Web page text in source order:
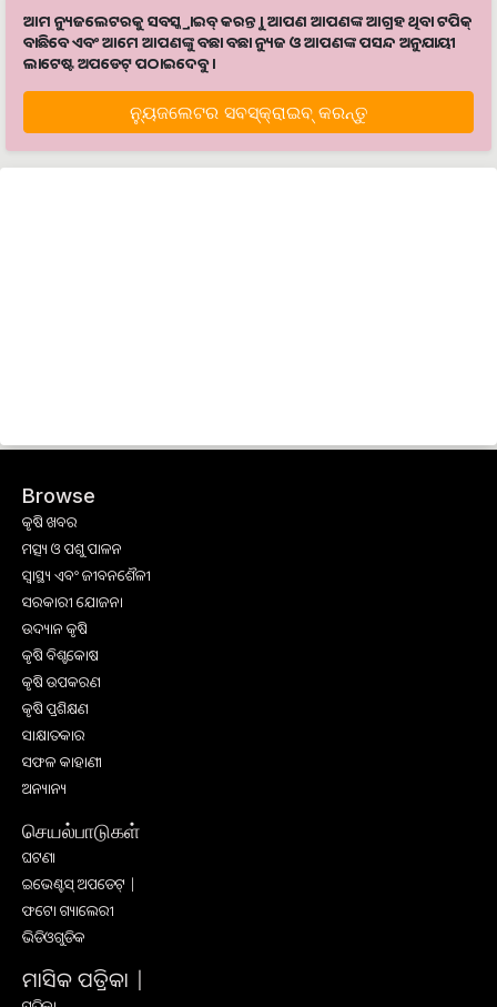
ଆମ ନ୍ୟୁଜଲେଟରକୁ ସବସ୍କ୍ରାଇବ୍ କରନ୍ତୁ । ଆପଣ ଆପଣଙ୍କ ଆଗ୍ରହ ଥିବା ଟପିକ୍‌
ବାଛିବେ ଏବଂ ଆମେ ଆପଣଙ୍କୁ ବଛା ବଛା ନ୍ୟୁଜ ଓ ଆପଣଙ୍କ ପସନ୍ଦ ଅନୁଯାୟୀ
ଲାଟେଷ୍ଟ ଅପଡେଟ୍‌ ପଠାଇଦେବୁ ।
ନ୍ୟୁଜଲେଟର ସବସ୍କ୍ରାଇବ୍‌ କରନ୍ତୁ
Browse
କୃଷି ଖବର
ମତ୍ସ୍ୟ ଓ ପଶୁ ପାଳନ
ସ୍ୱାସ୍ଥ୍ୟ ଏବଂ ଜୀବନଶୈଳୀ
ସରକାରୀ ଯୋଜନା
ଉଦ୍ୟାନ କୃଷି
କୃଷି ବିଶ୍ବକୋଷ
କୃଷି ଉପକରଣ
କୃଷି ପ୍ରଶିକ୍ଷଣ
ସାକ୍ଷାତକାର
ସଫଳ କାହାଣୀ
ଅନ୍ୟାନ୍ୟ
செயல்பாடுகள்
ଘଟଣା
ଇଭେଣ୍ଟସ୍ ଅପଡେଟ୍ |
ଫଟୋ ଗ୍ୟାଲେରୀ
ଭିଡିଓଗୁଡିକ
ମାସିକ ପତ୍ରିକା |